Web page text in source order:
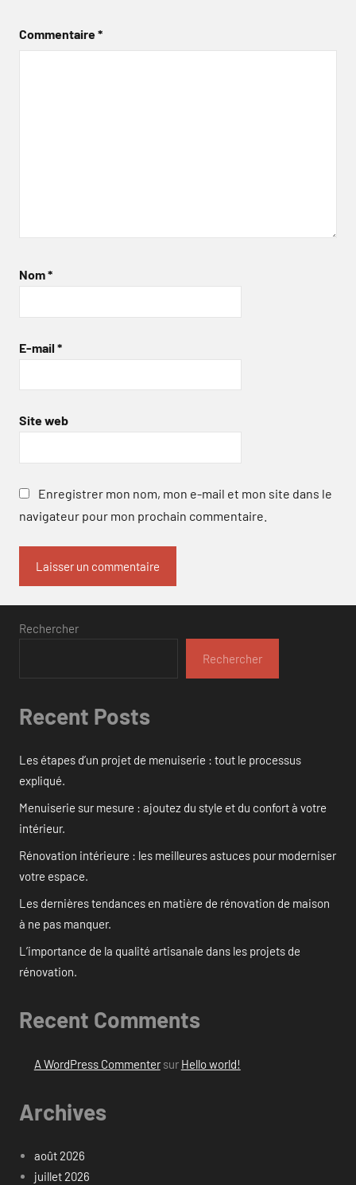
Commentaire*
Nom*
E-mail *
Site web
Enregistrer mon nom, mon e-mail et mon site dans le
navigateur pour mon prochain commentaire.
Rechercher
Rechercher
Recent Posts
Les étapes d’un projet de menuiserie : tout le processus
expliqué.
Menuiserie sur mesure : ajoutez du style et du confort à votre
intérieur.
Rénovation intérieure : les meilleures astuces pour moderniser
votre espace.
Les dernières tendances en matière de rénovation de maison
à ne pas manquer.
L’importance de la qualité artisanale dans les projets de
rénovation.
Recent Comments
A WordPress Commentersur Hello world!
Archives
août 2026
juillet 2026